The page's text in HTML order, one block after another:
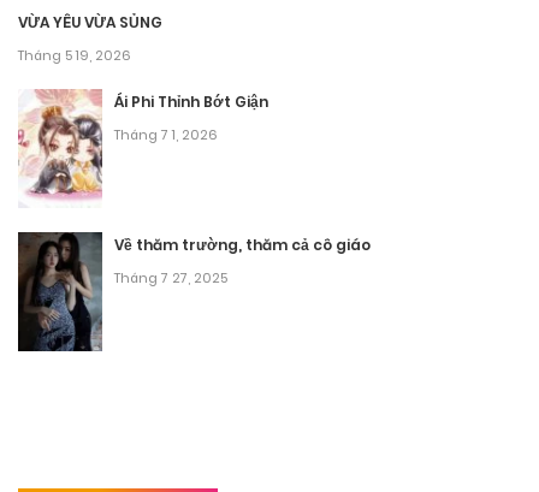
VỪA YÊU VỪA SỦNG
Tháng 5 19, 2026
Ái Phi Thỉnh Bớt Giận
Tháng 7 1, 2026
Về thăm trường, thăm cả cô giáo
Tháng 7 27, 2025